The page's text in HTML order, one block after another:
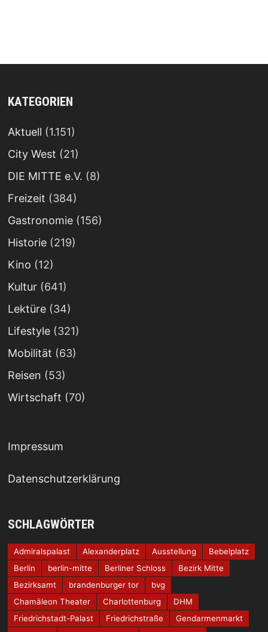
KATEGORIEN
Aktuell (1.151)
City West (21)
DIE MITTE e.V. (8)
Freizeit (384)
Gastronomie(156)
Historie(219)
Kino (12)
Kultur(641)
Lektüre(34)
Lifestyle(321)
Mobilität (63)
Reisen (53)
Wirtschaft (70)
Impressum
Datenschutzerklärung
SCHLAGWÖRTER
Admiralspalast Alexanderplatz Ausstellung
Bebelplatz
Berlin
berlin-mitte Berliner Schloss
Bezirk Mitte
Bezirksamt
brandenburger tor
bvg
Chamäleon Theater
Charlottenburg
DHM
Friedrichstadt-Palast
Friedrichstraße
Gendarmenmarkt